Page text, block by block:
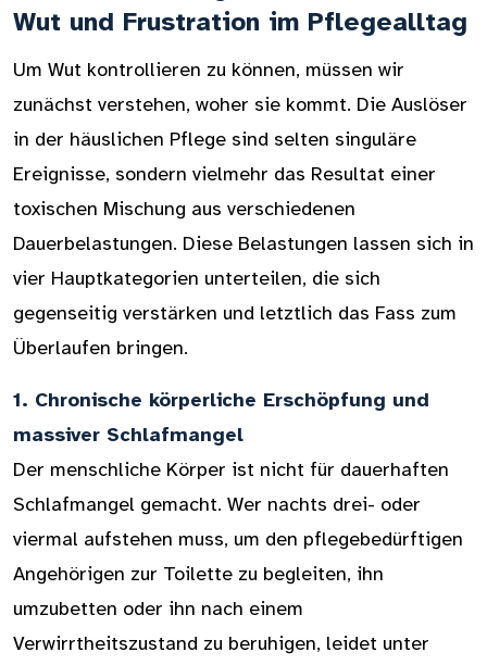
Wut und Frustration im Pflegealltag
Um Wut kontrollieren zu können, müssen wir
zunächst verstehen, woher sie kommt. Die Auslöser
in der häuslichen Pflege sind selten singuläre
Ereignisse, sondern vielmehr das Resultat einer
toxischen Mischung aus verschiedenen
Dauerbelastungen. Diese Belastungen lassen sich in
vier Hauptkategorien unterteilen, die sich
gegenseitig verstärken und letztlich das Fass zum
Überlaufen bringen.
1. Chronische körperliche Erschöpfung und
massiver Schlafmangel
Der menschliche Körper ist nicht für dauerhaften
Schlafmangel gemacht. Wer nachts drei- oder
viermal aufstehen muss, um den pflegebedürftigen
Angehörigen zur Toilette zu begleiten, ihn
umzubetten oder ihn nach einem
Verwirrtheitszustand zu beruhigen, leidet unter